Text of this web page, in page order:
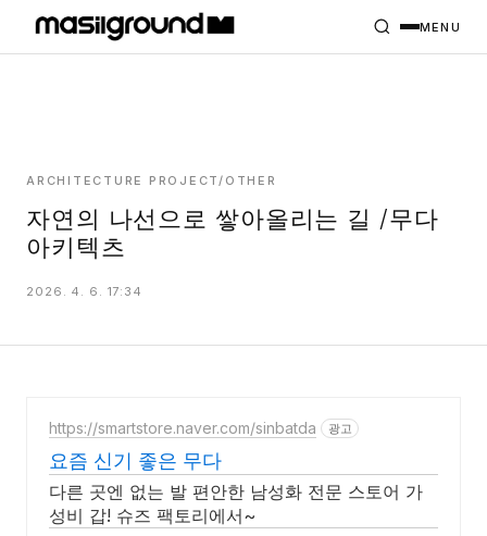
PROJECTS
MASILWIDE
MENU
ARCHITECTURE PROJECT/OTHER
자연의 나선으로 쌓아올리는 길 /무다
아키텍츠
2026. 4. 6. 17:34
https://smartstore.naver.com/sinbatda 광고
요즘 신기 좋은 무다
다른 곳엔 없는 발 편안한 남성화 전문 스토어 가
성비 갑! 슈즈 팩토리에서~